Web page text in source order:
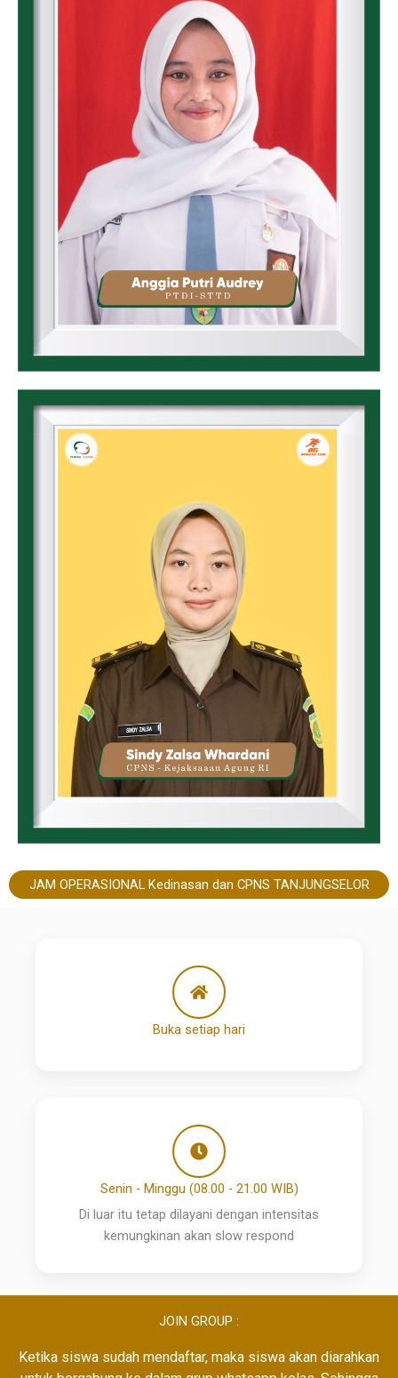
JAM OPERASIONAL Kedinasan dan CPNS TANJUNGSELOR
Buka setiap hari
Senin - Minggu (08.00 - 21.00 WIB)
Di luar itu tetap dilayani dengan intensitas
kemungkinan akan slow respond
JOIN GROUP :
Ketika siswa sudah mendaftar, maka siswa akan diarahkan